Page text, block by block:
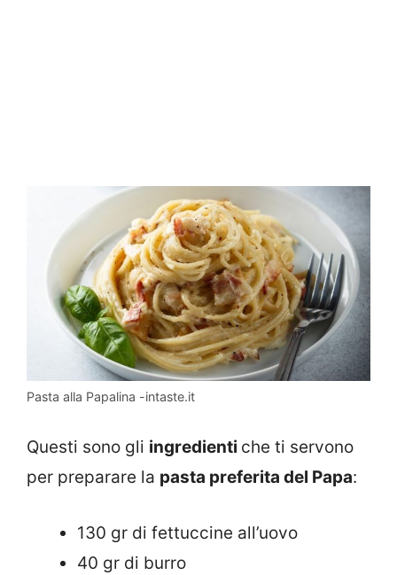
Pasta alla Papalina -intaste.it
Questi sono gli ingredienti che ti servono
per preparare la pasta preferita del Papa:
130 gr di fettuccine all’uovo
40 gr di burro